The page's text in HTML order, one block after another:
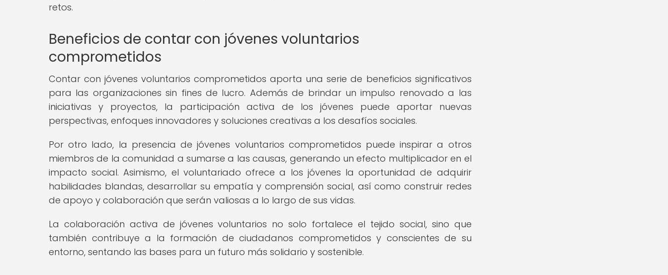
retos.
Beneficios de contar con jóvenes voluntarios
comprometidos
Contar con jóvenes voluntarios comprometidos aporta una serie de beneficios significativos
para las organizaciones sin fines de lucro. Además de brindar un impulso renovado a las
iniciativas y proyectos, la participación activa de los jóvenes puede aportar nuevas
perspectivas, enfoques innovadores y soluciones creativas a los desafíos sociales.
Por otro lado, la presencia de jóvenes voluntarios comprometidos puede inspirar a otros
miembros de la comunidad a sumarse a las causas, generando un efecto multiplicador en el
impacto social. Asimismo, el voluntariado ofrece a los jóvenes la oportunidad de adquirir
habilidades blandas, desarrollar su empatía y comprensión social, así como construir redes
de apoyo y colaboración que serán valiosas a lo largo de sus vidas.
La colaboración activa de jóvenes voluntarios no solo fortalece el tejido social, sino que
también contribuye a la formación de ciudadanos comprometidos y conscientes de su
entorno, sentando las bases para un futuro más solidario y sostenible.